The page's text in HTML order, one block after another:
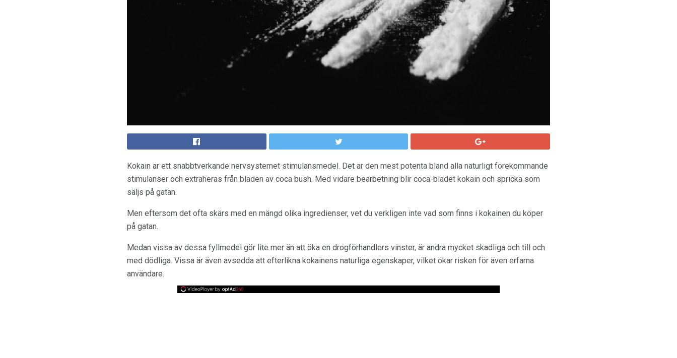
Kokain är ett snabbtverkande nervsystemet stimulansmedel. Det är den mest potenta bland alla naturligt förekommande
stimulanser och extraheras från bladen av coca bush. Med vidare bearbetning blir coca-bladet kokain och spricka som
säljs på gatan.
Men eftersom det ofta skärs med en mängd olika ingredienser, vet du verkligen inte vad som finns i kokainen du köper
på gatan.
Medan vissa av dessa fyllmedel gör lite mer än att öka en drogförhandlers vinster, är andra mycket skadliga och till och
med dödliga. Vissa är även avsedda att efterlikna kokainens naturliga egenskaper, vilket ökar risken för även erfarna
användare.